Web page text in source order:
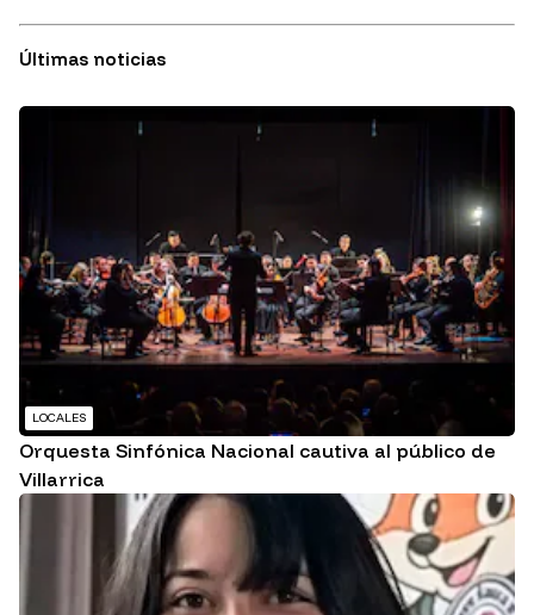
Últimas noticias
LOCALES
Orquesta Sinfónica Nacional cautiva al público de
Villarrica